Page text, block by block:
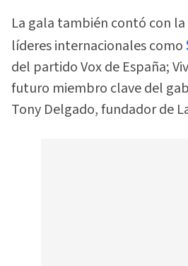
La gala también contó con
líderes internacionales como
del partido Vox de España;
futuro miembro clave del
Tony Delgado, fundador de